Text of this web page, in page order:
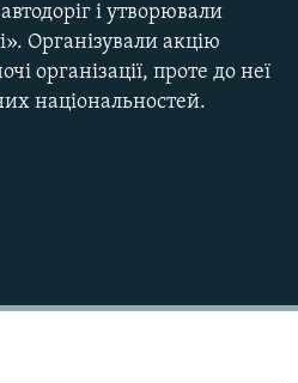
і утворювали
Організували акцію
організації, проте до неї
національностей.